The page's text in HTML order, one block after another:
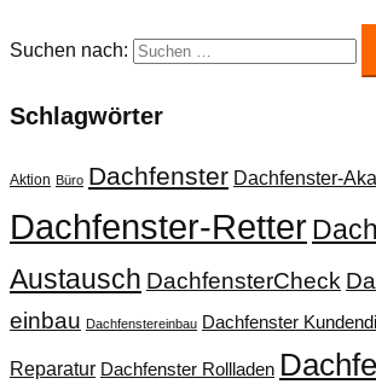
Suchen nach:
Schlagwörter
Aktion Büro Dachfenster Dachfenster-
Dachfenster-Retter
Austausch DachfensterCheck
einbau Dachfenstereinbau Dachfenster
Reparatur Dachfenster Rollladen